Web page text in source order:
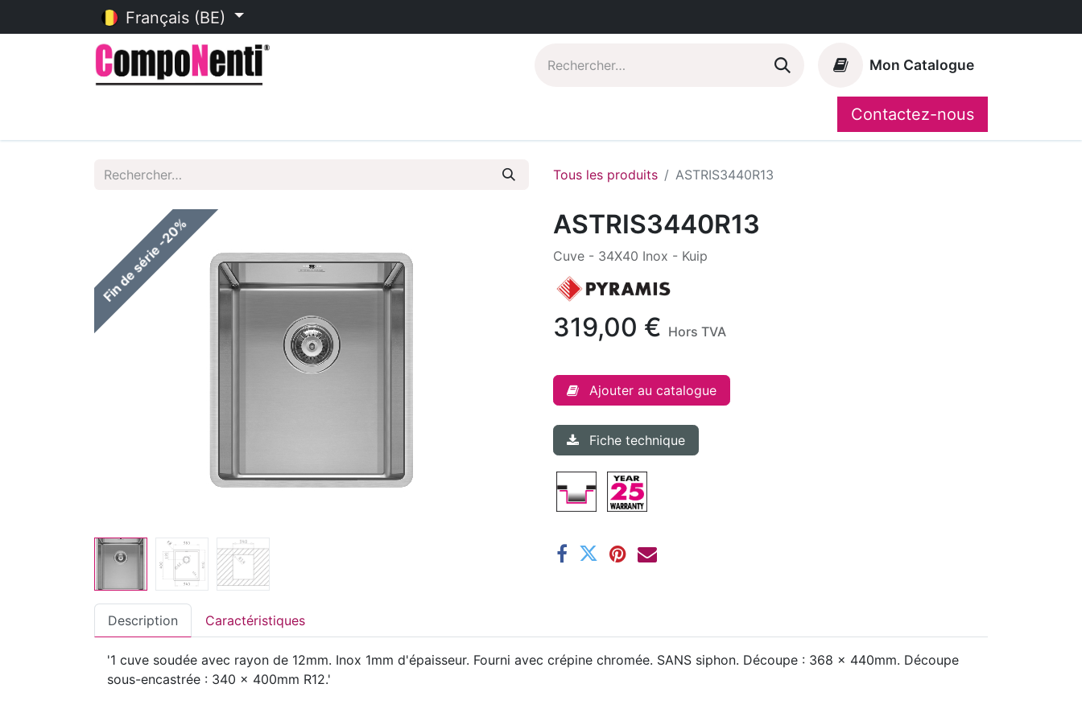
Français (BE)
Mon Catalogue
CompoShop
Contactez-nous
Tous les produits ASTRIS3440R13
Fin de série -20% ASTRIS3440R13
Cuve - 34X40 Inox - Kuip
319,00 € Hors TVA
Ajouter au catalogue
Fiche technique
Description Caractéristiques
'1 cuve soudée avec rayon de 12mm. Inox 1mm d'épaisseur. Fourni avec crépine chromée. SANS siphon. Découpe : 368 x 440mm. Découpe
sous-encastrée : 340 x 400mm R12.'